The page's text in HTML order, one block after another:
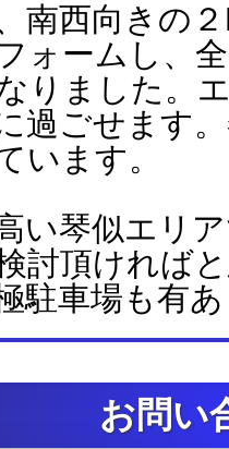
南西向きの
ォームし、
りました。
過ごせます
います。
い琴似エリ
討頂ければ
駐車場も有
お問い